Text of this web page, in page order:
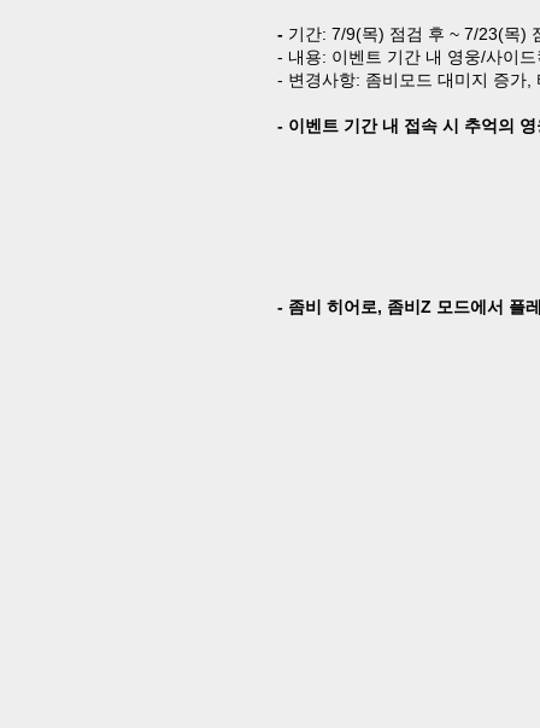
- 기간: 7/9(목) 점검 후 ~ 7/23(목)
- 내용: 이벤트 기간 내 영웅/사이
- 변경사항: 좀비모드 대미지 증가
- 이벤트 기간 내 접속 시 추억의
- 좀비 히어로, 좀비 Z 모드에서 플